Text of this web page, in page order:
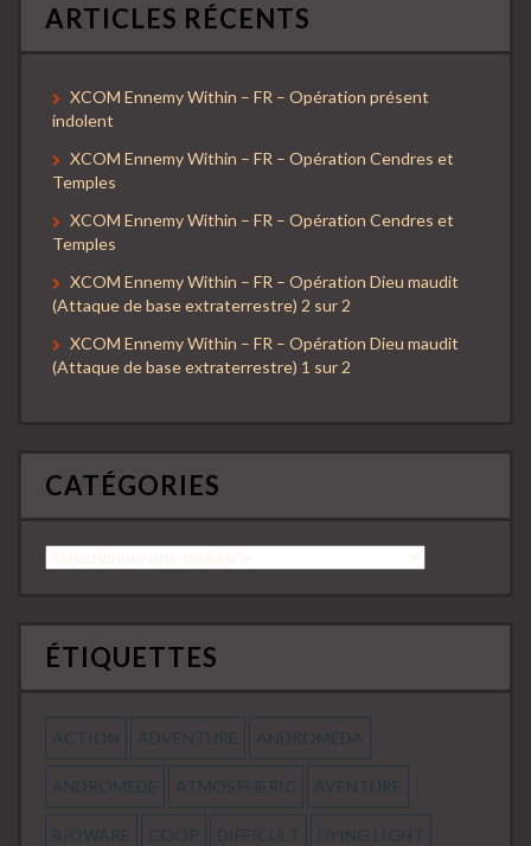
ARTICLES RÉCENTS
XCOM Ennemy Within – FR – Opération présent
indolent
XCOM Ennemy Within – FR – Opération Cendres et
Temples
XCOM Ennemy Within – FR – Opération Cendres et
Temples
XCOM Ennemy Within – FR – Opération Dieu maudit
(Attaque de base extraterrestre) 2 sur 2
XCOM Ennemy Within – FR – Opération Dieu maudit
(Attaque de base extraterrestre) 1 sur 2
CATÉGORIES
Catégories
ÉTIQUETTES
ACTION ADVENTURE ANDROMEDA
ANDROMEDE ATMOSPHERIC AVENTURE
BIOWARE COOP DIFFICULT DYING LIGHT